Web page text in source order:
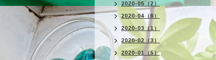
2020-05（2）
2020-04（6）
2020-03（1）
2020-02（3）
2020-01（5）